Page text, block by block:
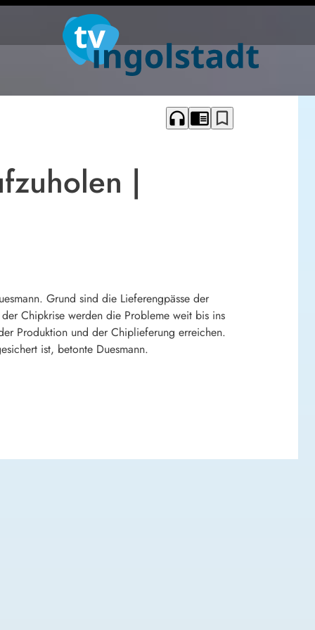
headphones chrome_reader_mode bookmark_border
|
Grund sind die Lieferengpässe der
Chipkrise werden die Probleme weit bis ins
Produktion und der Chiplieferung erreichen.
ist, betonte Duesmann.